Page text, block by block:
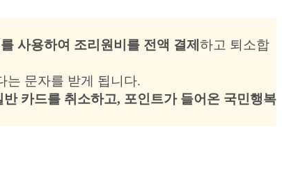
사용하여 조리원비를 전액 결제 하고 퇴소합
는 문자를 받게 됩니다.
카드를 취소하고, 포인트가 들어온 국민행복